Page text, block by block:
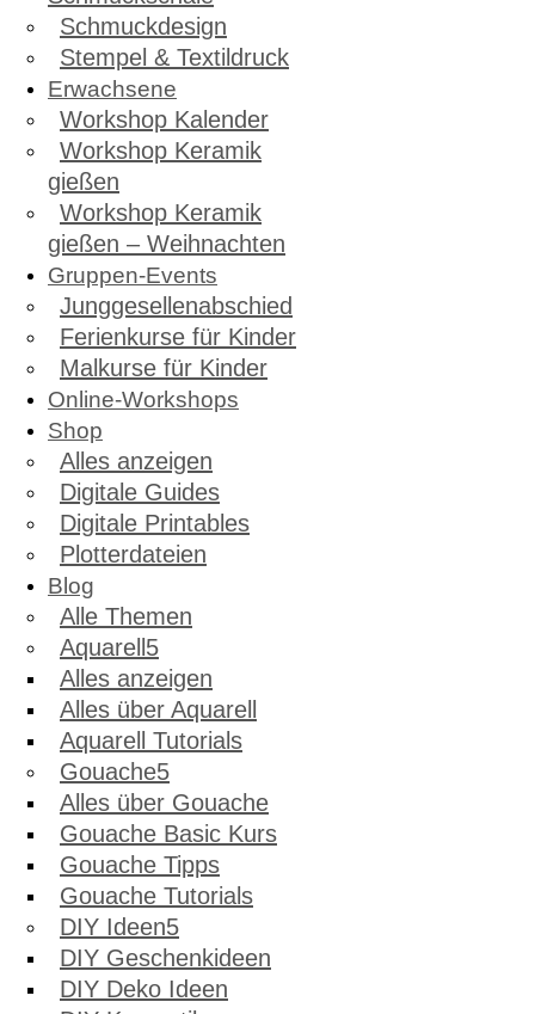
Schmuckdesign
Stempel & Textildruck
Erwachsene
Workshop Kalender
Workshop Keramik
gießen
Workshop Keramik
gießen – Weihnachten
Gruppen-Events
Junggesellenabschied
Ferienkurse für Kinder
Malkurse für Kinder
Online-Workshops
Shop
Alles anzeigen
Digitale Guides
Digitale Printables
Plotterdateien
Blog
Alle Themen
Aquarell
Alles anzeigen
Alles über Aquarell
Aquarell Tutorials
Gouache
Alles über Gouache
Gouache Basic Kurs
Gouache Tipps
Gouache Tutorials
DIY Ideen
DIY Geschenkideen
DIY Deko Ideen